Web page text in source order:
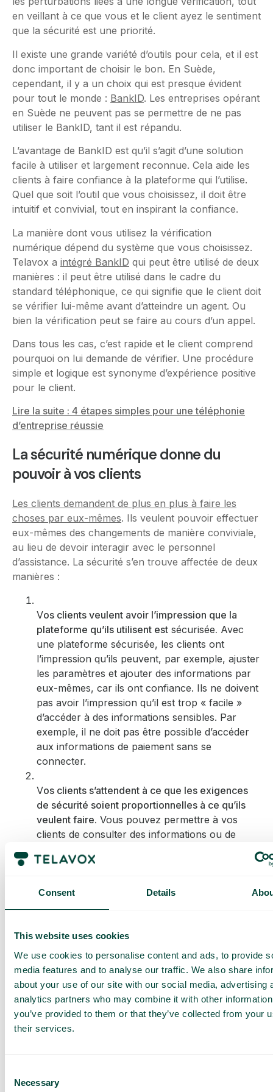
Consent Details
This website uses cookies
We use cookies to personalise content and ads, to provide
media features and to analyse our traffic. We also share
about your use of our site with our social media, advertising
analytics partners who may combine it with other
you’ve provided to them or that they’ve collected from your
their services.
Selection
Necessary
en veillant à ce que vous et le client ayez le sentiment
que la sécurité est une priorité.
Il existe une grande variété d’outils pour cela, et il est
donc important de choisir le bon. En Suède,
cependant, il y a un choix qui est presque évident
pour tout le monde : BankID. Les entreprises opérant
en Suède ne peuvent pas se permettre de ne pas
utiliser le BankID, tant il est répandu.
L’avantage de BankID est qu’il s’agit d’une solution
facile à utiliser et largement reconnue. Cela aide les
clients à faire confiance à la plateforme qui l’utilise.
Quel que soit l’outil que vous choisissez, il doit être
intuitif et convivial, tout en inspirant la confiance.
La manière dont vous utilisez la vérification
numérique dépend du système que vous choisissez.
Telavox a intégré BankID qui peut être utilisé de deux
manières : il peut être utilisé dans le cadre du
standard téléphonique, ce qui signifie que le client doit
se vérifier lui-même avant d’atteindre un agent. Ou
bien la vérification peut se faire au cours d’un appel.
Dans tous les cas, c’est rapide et le client comprend
pourquoi on lui demande de vérifier. Une procédure
simple et logique est synonyme d’expérience positive
pour le client.
Lire la suite : 4 étapes simples pour une téléphonie
d’entreprise réussie
La sécurité numérique donne du
pouvoir à vos clients
Les clients demandent de plus en plus à faire les
choses par eux-mêmes. Ils veulent pouvoir effectuer
eux-mêmes des changements de manière conviviale,
au lieu de devoir interagir avec le personnel
d’assistance. La sécurité s’en trouve affectée de deux
manières :
Vos clients veulent avoir l’impression que la
plateforme qu’ils utilisent est sécurisée. Avec
une plateforme sécurisée, les clients ont
l’impression qu’ils peuvent, par exemple, ajuster
les paramètres et ajouter des informations par
eux-mêmes, car ils ont confiance. Ils ne doivent
pas avoir l’impression qu’il est trop « facile »
d’accéder à des informations sensibles. Par
exemple, il ne doit pas être possible d’accéder
aux informations de paiement sans se
connecter.
Vos clients s’attendent à ce que les exigences
de sécurité soient proportionnelles à ce qu’ils
veulent faire. Vous pouvez permettre à vos
clients de consulter des informations ou de
passer par des processus de sécurité
une vérification pour, par exemple, modifier ou
supprimer des fichiers ou accéder à des
En examinant la manière dont vous mettez en œuvre
votre sécurité d’un point de vue tactique, vous vous
assurez qu’elle améliore plutôt qu’elle ne perturbe
l’expérience du client. L’objectif est de disposer d’une
norme suffisante pour que le client ait l’impression
que vous prenez soin de ses données, sans lui faire
perdre son temps précieux.